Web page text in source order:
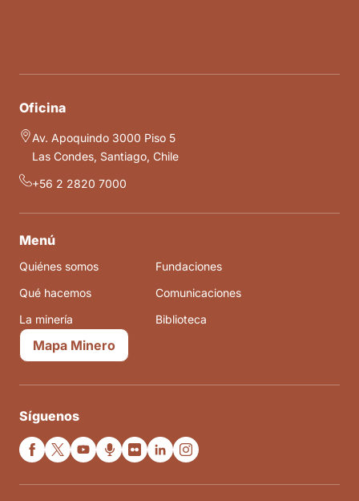
Oficina
Av. Apoquindo 3000 Piso 5
Las Condes, Santiago, Chile
+56 2 2820 7000
Menú
Quiénes somos
Qué hacemos
La minería
Fundaciones
Comunicaciones
Biblioteca
Mapa Minero
Síguenos